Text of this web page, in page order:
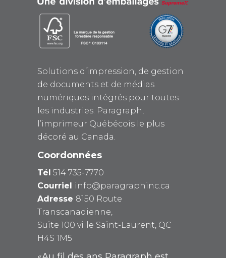
Solutions d’impression, de gestion
de documents et de médias
numériques intégrés pour toutes
les industries. Paragraph,
l’imprimeur Québécois le plus
décoré au Canada.
Coordonnées
Tél 514 735-7770
Courriel
info@paragraphinc.ca
Adresse 8150 Route
Transcanadienne,
Suite 100 ville Saint-Laurent, QC
H4S 1M5